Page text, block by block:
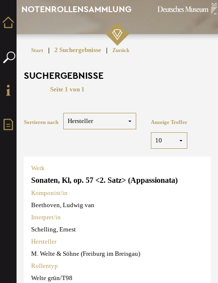
NOTENROLLENSAMMLUNG
Start | 2 Suchergebnisse | Zurück
SUCHERGEBNISSE
Seite 1 von 1
Sortieren nach Anzeige Treffer
Werk
Sonaten, Kl, op. 57 <2. Satz> (Appassionata)
Komponist/in
Beethoven, Ludwig van
Interpret/in
Schelling, Ernest
Hersteller
M. Welte & Söhne (Freiburg im Breisgau)
Rollentyp
Welte grün/T98